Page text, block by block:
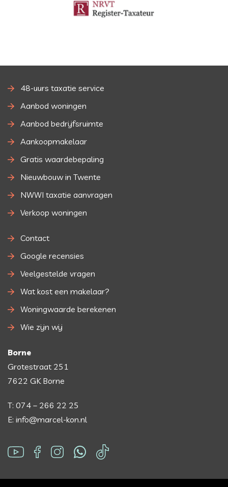
48-uurs taxatie service
Aanbod woningen
Aanbod bedrijfsruimte
Aankoopmakelaar
Gratis waardebepaling
Nieuwbouw in Twente
NWWI taxatie aanvragen
Verkoop woningen
Contact
Google recensies
Veelgestelde vragen
Wat kost een makelaar?
Woningwaarde berekenen
Wie zijn wij
Borne
Grotestraat 251
7622 GK Borne
T: 074 – 266 22 25
E: info@marcel-kon.nl